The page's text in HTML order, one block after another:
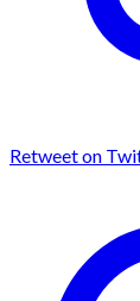
Retweet on